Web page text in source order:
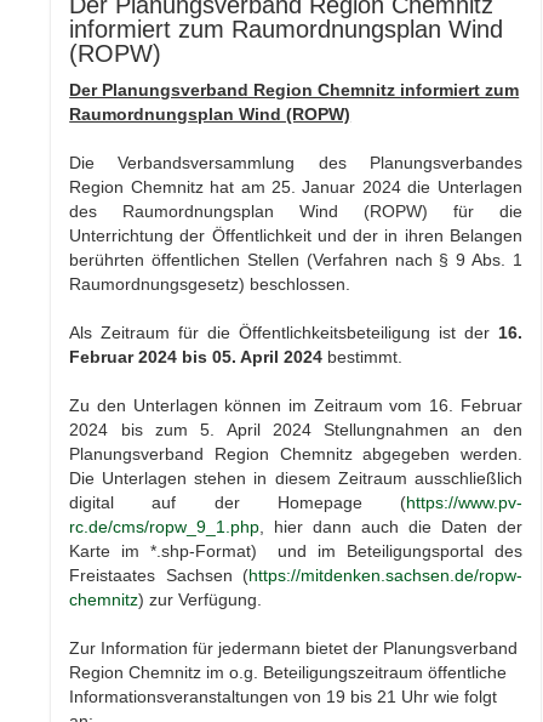
informiert zum Raumordnungsplan Wind
(ROPW)
Der Planungsverband Region Chemnitz informiert zum
Raumordnungsplan Wind (ROPW)
Die Verbandsversammlung des Planungsverbandes
Region Chemnitz hat am 25. Januar 2024 die Unterlagen
des Raumordnungsplan Wind (ROPW) für die
Unterrichtung der Öffentlichkeit und der in ihren Belangen
berührten öffentlichen Stellen (Verfahren nach § 9 Abs. 1
Raumordnungsgesetz) beschlossen.
Als Zeitraum für die Öffentlichkeitsbeteiligung ist der 16.
Februar 2024 bis 05. April 2024 bestimmt.
Zu den Unterlagen können im Zeitraum vom 16. Februar
2024 bis zum 5. April 2024 Stellungnahmen an den
Planungsverband Region Chemnitz abgegeben werden.
Die Unterlagen stehen in diesem Zeitraum ausschließlich
digital auf der Homepage (https://www.pv-
rc.de/cms/ropw_9_1.php , hier dann auch die Daten der
Karte im *.shp-Format) und im Beteiligungsportal des
Freistaates Sachsen (https://mitdenken.sachsen.de/ropw-
chemnitz) zur Verfügung.
Zur Information für jedermann bietet der Planungsverband
Region Chemnitz im o.g. Beteiligungszeitraum öffentliche
Informationsveranstaltungen von 19 bis 21 Uhr wie folgt